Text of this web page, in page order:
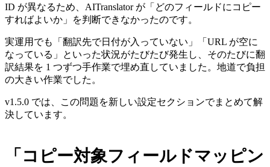
ID が異なるため、AITranslator が「どのフィールドにコピー
すればよいか」を判断できなかったのです。
実運用でも「翻訳先で日付が入っていない」「URL が空に
なっている」といった状況がたびたび発生し、そのたびに翻
訳結果を 1 つずつ手作業で埋め直していました。地道で負担
の大きい作業でした。
v1.5.0 では、この問題を新しい設定セクションでまとめて解
決しています。
「コピー対象フィールドマッピン